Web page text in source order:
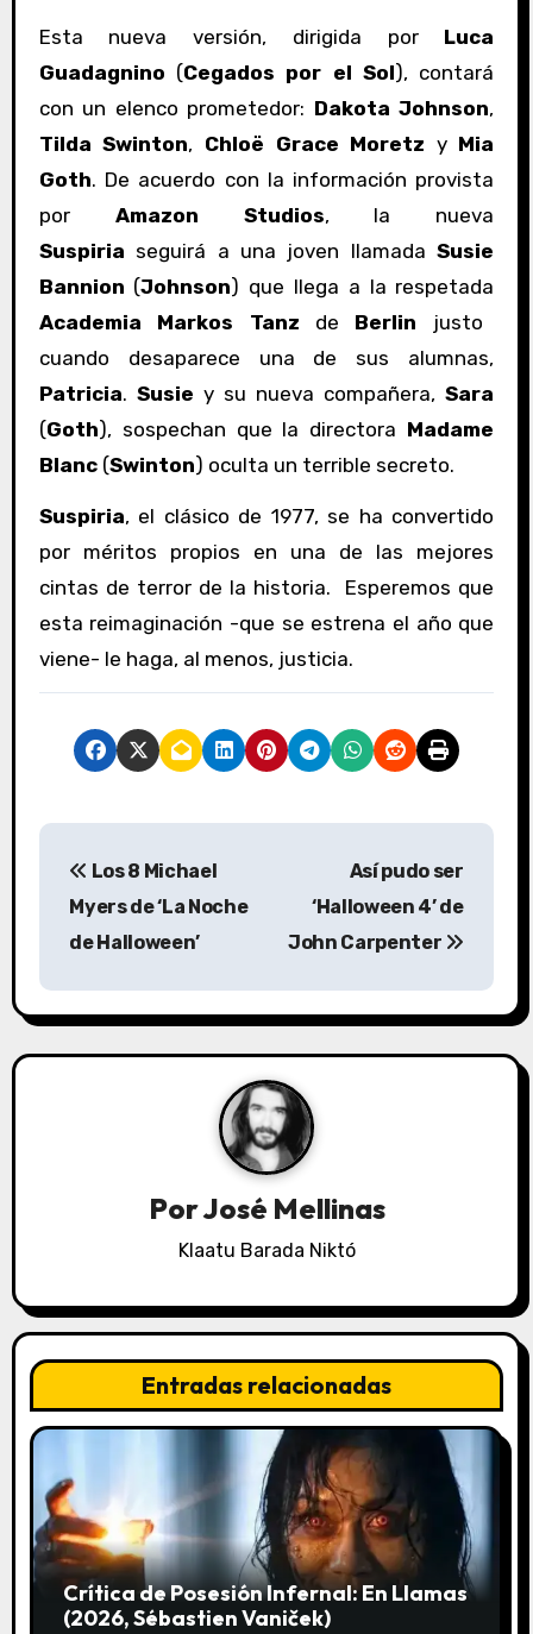
Esta nueva versión, dirigida por Luca
Guadagnino (Cegados por el Sol), contará
con un elenco prometedor: Dakota Johnson,
Tilda Swinton, Chloë Grace Moretz y Mia
Goth. De acuerdo con la información provista
porAmazon Studios, la nueva
Suspiria seguirá a una joven llamadaSusie
Bannion (Johnson) que llega a la respetada
Academia Markos Tanz de Berlin justo
cuando desaparece una de sus alumnas,
Patricia. Susie y su nueva compañera,Sara
(Goth), sospechan que la directora Madame
Blanc(Swinton) oculta un terrible secreto.
Suspiria, el clásico de 1977, se ha convertido
por méritos propios en una de las mejores
cintas de terror de la historia. Esperemos que
esta reimaginación -que se estrena el año que
viene- le haga, al menos, justicia.
N
e
g
d
e
e
n
t
r
Los 8 Michael
Myers de ‘La Noche
de Halloween’
Así pudo ser
‘Halloween 4’ de
John Carpenter
PorJosé Mellinas
Klaatu Barada Niktó
Entradas relacionadas
Crítica de Posesión Infernal: En Llamas
(2026, Sébastien Vaniček)